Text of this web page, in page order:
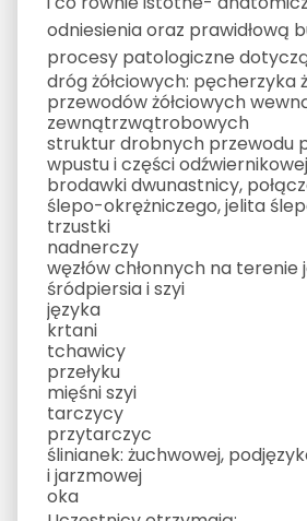
odniesienia oraz prawidłową
procesy patologiczne
dróg żółciowych: pęcherzyka
przewodów żółciowych
zewnątrzwątrobowych
struktur drobnych przewodu
wpustu i części
brodawki dwunastnicy,
ślepo-okrężniczego, jelita
trzustki
nadnerczy
węzłów chłonnych na terenie
śródpiersia i szyi
języka
krtani
tchawicy
przełyku
mięśni szyi
tarczycy
przytarczyc
ślinianek: żuchwowej,
i jarzmowej
oka